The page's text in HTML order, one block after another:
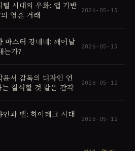
시대의 우화: 앱 기반
영혼 거래
2026-05-13
스터 강네네: 깨어날
는가?
2026-05-13
서 감독의 디자인 언
질식할 것 같은 감각
2026-05-12
과 벨: 하이테크 시대
2026-05-12